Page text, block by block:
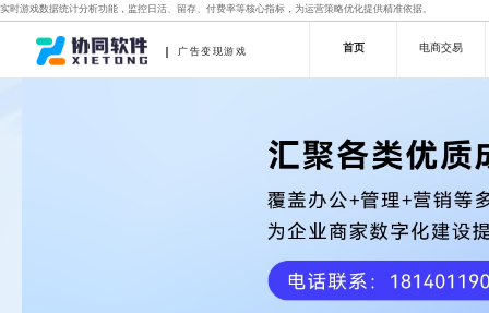
实时游戏数据统计分析功能，监控日活、留存、付费率等核心指标，为运营策略优化提供精准依据。
广告变现游戏 首页 电商交易